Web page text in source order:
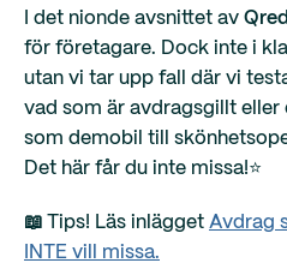
I det nionde avsnittet av
för företagare. Dock inte i
utan vi tar upp fall där vi
vad som är avdragsgillt
som demobil till
Det här får du inte missa!⭐️
📖 Tips! Läs inlägget Avdrag
INTE vill missa.